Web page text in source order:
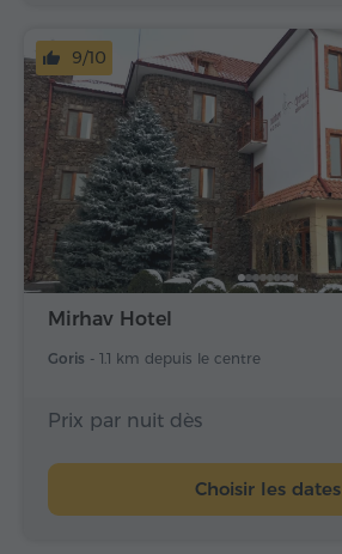
Mirhav Hotel
Goris - 1.1 km depuis le centre
9/10
Prix par nuit dès
Choisir les dates